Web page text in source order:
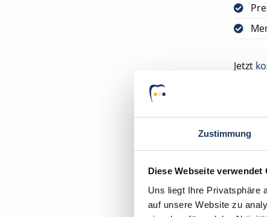
Zustimmung
Diese Webseite verwendet
Uns liegt Ihre Privatsphäre
auf unsere Website zu
Jetzt
Ihr
44629